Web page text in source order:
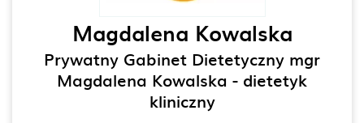
Magdalena Kowalska
Prywatny Gabinet Dietetyczny mgr
Magdalena Kowalska - dietetyk
kliniczny